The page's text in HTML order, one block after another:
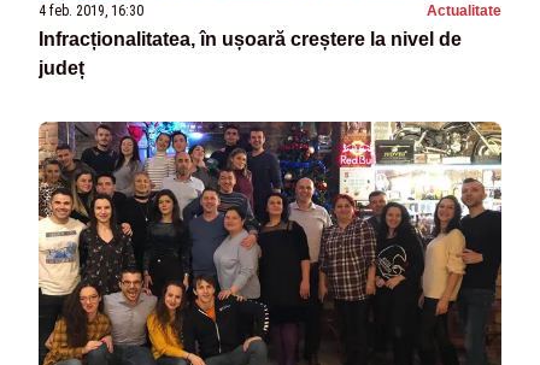
4 feb. 2019, 16:30 Actualitate
Infracționalitatea, în ușoară creștere la nivel de
județ